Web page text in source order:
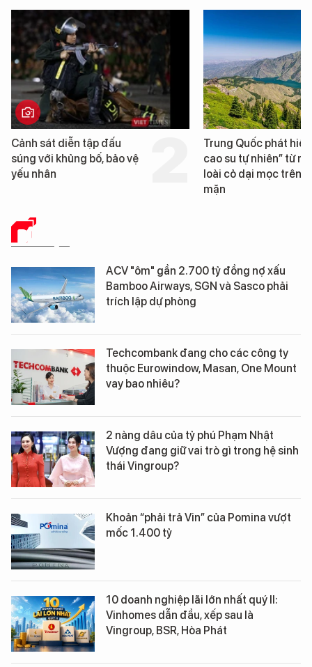
Cảnh sát diễn tập đấu
súng với khủng bố, bảo vệ
yếu nhân
Trung Quốc phát hiện
cao su tự nhiên” từ
loài cỏ dại mọc trên
mặn
DỮ LIỆU
ACV "ôm" gần 2.700 tỷ đồng nợ xấu
Bamboo Airways, SGN và Sasco phải
trích lập dự phòng
Techcombank đang cho các công ty
thuộc Eurowindow, Masan, One Mount
vay bao nhiêu?
2 nàng dâu của tỷ phú Phạm Nhật
Vượng đang giữ vai trò gì trong hệ sinh
thái Vingroup?
Khoản “phải trả Vin” của Pomina vượt
mốc 1.400 tỷ
10 doanh nghiệp lãi lớn nhất quý II:
Vinhomes dẫn đầu, xếp sau là
Vingroup, BSR, Hòa Phát